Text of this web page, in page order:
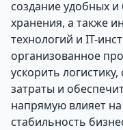
создание удобных
хранения, а также
технологий и IT-
организованное
ускорить
затраты и
напрямую влияет
стабильность